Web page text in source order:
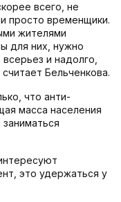
всего, не
просто временщики.
жителями
для них, нужно
и надолго,
Бельченкова.
что анти-
масса населения
это удержаться у